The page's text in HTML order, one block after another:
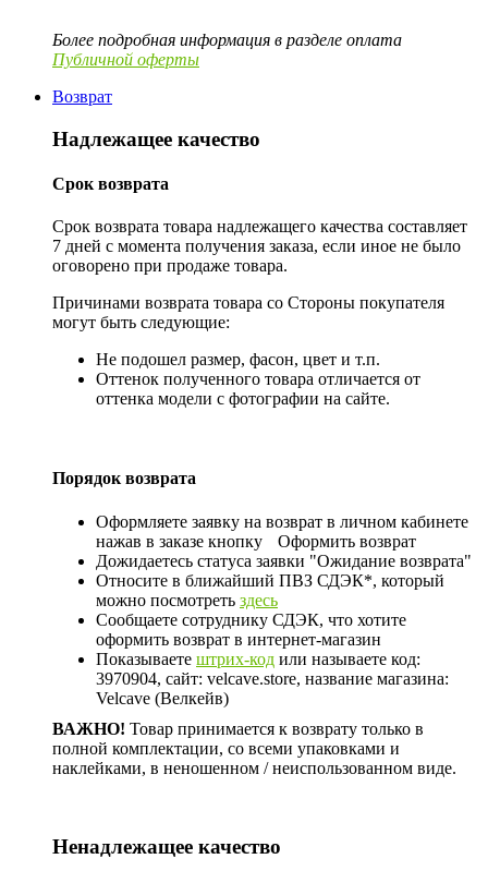
Более подробная информация в разделе оплата
Публичной оферты
Возврат
Надлежащее качество
Срок возврата
Срок возврата товара надлежащего качества составляет
7 дней с момента получения заказа, если иное не было
оговорено при продаже товара.
Причинами возврата товара со Стороны покупателя
могут быть следующие:
Не подошел размер, фасон, цвет и т.п.
Оттенок полученного товара отличается от
оттенка модели с фотографии на сайте.
Порядок возврата
Оформляете заявку на возврат в личном кабинете
нажав в заказе кнопку
Оформить возврат
Дожидаетесь статуса заявки "Ожидание возврата"
Относите в ближайший ПВЗ СДЭК*, который
можно посмотреть здесь
Сообщаете сотруднику СДЭК, что хотите
оформить возврат в интернет-магазин
Показываете штрих-код или называете код:
3970904, сайт: velcave.store, название магазина:
Velcave (Велкейв)
ВАЖНО! Товар принимается к возврату только в
полной комплектации, со всеми упаковками и
наклейками, в неношенном / неиспользованном виде.
Ненадлежащее качество